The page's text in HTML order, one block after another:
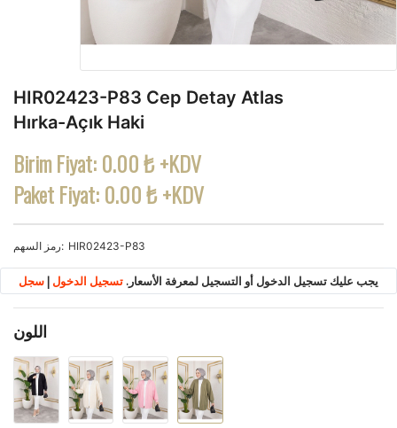
HIR02423-P83 Cep Detay Atlas
Hırka-Açık Haki
Birim Fiyat:0.00 ₺ +KDV
Paket Fiyat:0.00 ₺ +KDV
رمز السهم HIR02423-P83
يجب عليك تسجيل الدخول أو التسجيل لمعرفة الأسعار. تسجيل الدخول | سجل
اللون